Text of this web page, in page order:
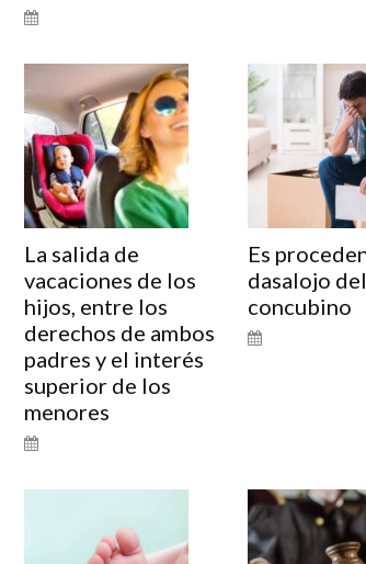
La salida de
vacaciones de los
hijos, entre los
derechos de ambos
padres y el interés
superior de los
menores
Es
dasalojo
concubino